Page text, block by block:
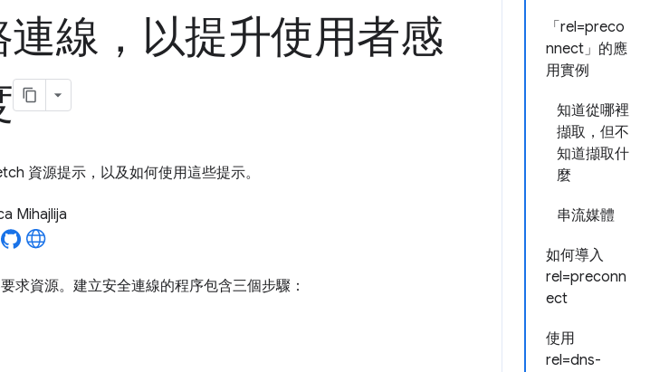
「rel=preco
nnect」的應
用實例
知道從哪裡
擷取，但不
知道擷取什
麼
串流媒體
如何導入
rel=preconn
ect
使用
rel=dns-
線，以提升使用者感
資源提示，以及如何使用這些提示。
Mihajlija
求資源。建立安全連線的程序包含三個步驟：